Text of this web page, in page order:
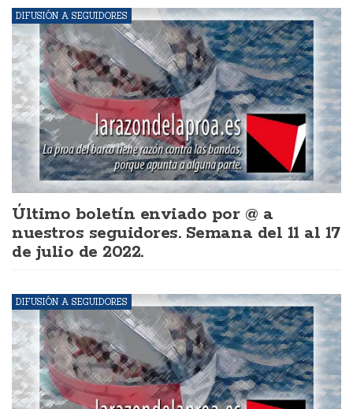
DIFUSIÓN A SEGUIDORES
Último boletín enviado por @ a
nuestros seguidores. Semana del 11 al 17
de julio de 2022.
DIFUSIÓN A SEGUIDORES